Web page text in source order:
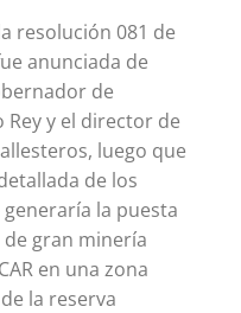
resolución 081 de
anunciada de
de
Rey y el director de
luego que
de los
la puesta
gran minería
en una zona
la reserva